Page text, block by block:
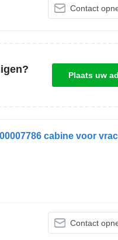
Contact
Plaats uw
cabine voor
Contact